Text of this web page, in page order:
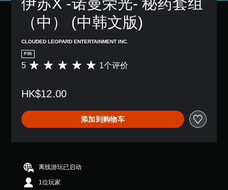
（中） (中韩文版)
CLOUDED LEOPARD ENTERTAINMENT INC.
PS5
平
价
颗
星
（
颗
星
，
5 1个评价
HK$12.00
添加到购物车
离线游玩已启动
1位玩家